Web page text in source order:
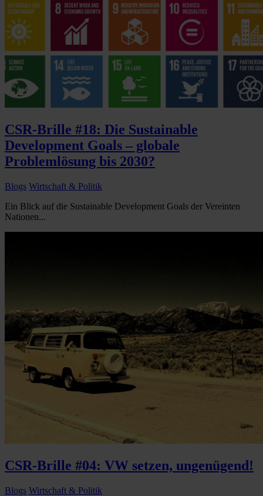
CSR-Brille #18: Die Sustainable
Development Goals – globale
Problemlösung bis 2030?
Blogs Wirtschaft & Politik
Ein Blick auf die Sustainable Development Goals der Vereinten
Nationen...
CSR-Brille #04: VW setzen, ungenügend!
Blogs Wirtschaft & Politik